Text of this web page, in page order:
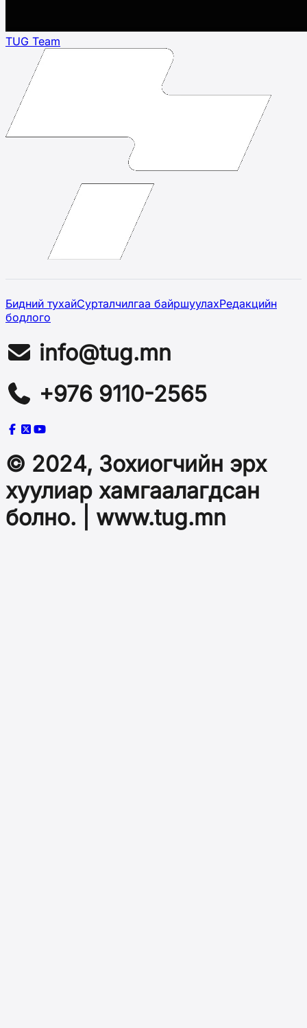
TUG Team
Бидний тухайСурталчилгаа байршуулахРедакцийн
бодлого
info@tug.mn
+976 9110-2565
© 2024, Зохиогчийн эрх
хуулиар хамгаалагдсан
болно. | www.tug.mn